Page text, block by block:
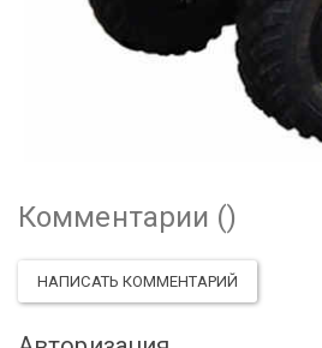
Комментарии ()
НАПИСАТЬ КОММЕНТАРИЙ